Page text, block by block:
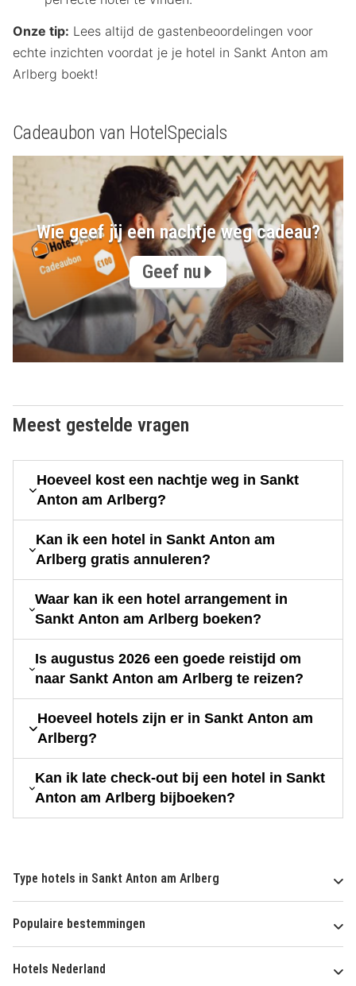
Onze tip: Lees altijd de gastenbeoordelingen voor
echte inzichten voordat je je hotel in Sankt Anton am
Arlberg boekt!
Cadeaubon van HotelSpecials
Wie geef jij een nachtje weg cadeau?
Geef nu
Meest gestelde vragen
Hoeveel kost een nachtje weg in Sankt
Anton am Arlberg?
Kan ik een hotel in Sankt Anton am
Arlberg gratis annuleren?
Waar kan ik een hotel arrangement in
Sankt Anton am Arlberg boeken?
Is augustus 2026 een goede reistijd om
naar Sankt Anton am Arlberg te reizen?
Hoeveel hotels zijn er in Sankt Anton am
Arlberg?
Kan ik late check-out bij een hotel in Sankt
Anton am Arlberg bijboeken?
Type hotels in Sankt Anton am Arlberg
Populaire bestemmingen
Hotels Nederland